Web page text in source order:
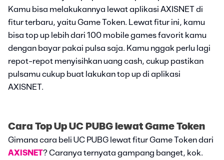
Kamu bisa melakukannya lewat aplikasi AXISNET di
fitur terbaru, yaitu Game Token. Lewat fitur ini, kamu
bisa top up lebih dari 100 mobile games favorit kamu
dengan bayar pakai pulsa saja. Kamu nggak perlu lagi
repot-repot menyisihkan uang cash, cukup pastikan
pulsamu cukup buat lakukan top up di aplikasi
AXISNET.
Cara Top Up UC PUBG lewat Game Token
Gimana cara beli UC PUBG lewat fitur Game Token dari
AXISNET? Caranya ternyata gampang banget, kok.